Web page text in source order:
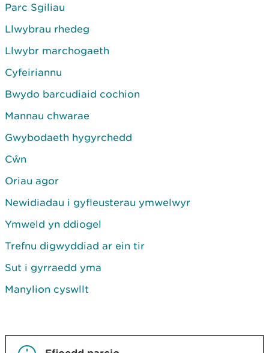
Parc Sgiliau
Llwybrau rhedeg
Llwybr marchogaeth
Cyfeiriannu
Bwydo barcudiaid cochion
Mannau chwarae
Gwybodaeth hygyrchedd
Cŵn
Oriau agor
Newidiadau i gyfleusterau ymwelwyr
Ymweld yn ddiogel
Trefnu digwyddiad ar ein tir
Sut i gyrraedd yma
Manylion cyswllt